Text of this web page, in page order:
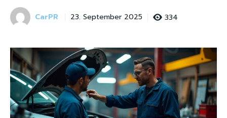
CarPR 23. September 2025 334